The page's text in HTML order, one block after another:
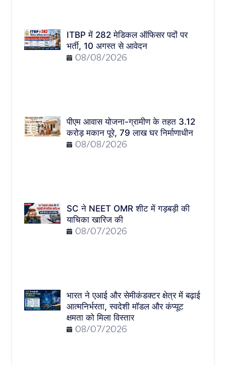
ITBP में 282 मेडिकल ऑफिसर पदों पर
भर्ती, 10 अगस्त से आवेदन
08/08/2026
पीएम आवास योजना-ग्रामीण के तहत 3.12
करोड़ मकान पूरे, 79 लाख घर निर्माणाधीन
08/08/2026
SC ने NEET OMR शीट में गड़बड़ी की
याचिका खारिज की
08/07/2026
भारत ने एआई और सेमीकंडक्टर क्षेत्र में बढ़ाई
आत्मनिर्भरता, स्वदेशी मॉडल और कंप्यूट
क्षमता को मिला विस्तार
08/07/2026